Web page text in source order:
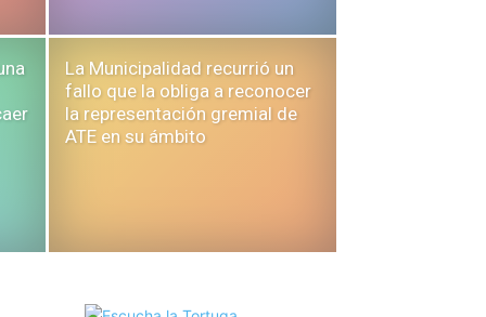
La Municipalidad recurrió un
fallo que la obliga a reconocer
la representación gremial de
ATE en su ámbito